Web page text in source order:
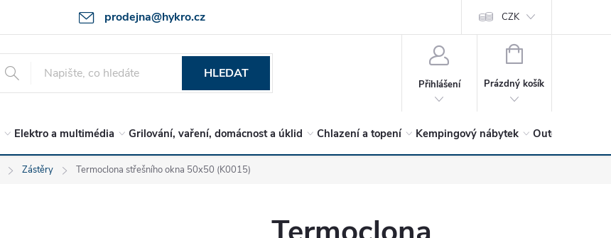
prodejna@hykro.cz
Ochrana osob. údajů - GDPR Postup při reklamaci -jak zboží vrátit? O společnosti Hodnocení obchodu
CZK
HLEDAT
Přihlášení
NÁKUPNÍ
Prázdný košík
Elektro a multimédia Grilování, vaření, domácnost a úklid Chlazení a topení Kempingový nábytek Outdoor a
Zástěry Termoclona střešního okna 50x50 (K0015)